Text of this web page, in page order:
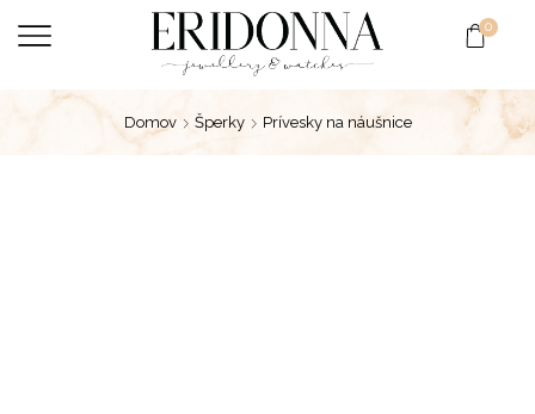
0
Domov Šperky Prívesky na náušnice